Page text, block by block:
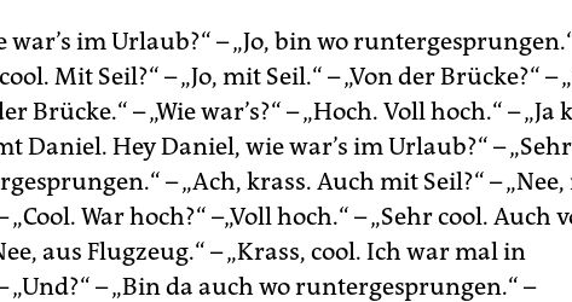
war’s im Urlaub?“ – „Jo, bin wo
Mit Seil?“ – „Jo, mit Seil.“ – „Von der Brücke?“ –
Brücke.“ – „Wie war’s?“ – „Hoch. Voll hoch.“ – „Ja
Daniel. Hey Daniel, wie war’s im Urlaub?“ –
– „Ach, krass. Auch mit Seil?“ –
War hoch?“ –„Voll hoch.“ – „Sehr cool. Auch
aus Flugzeug.“ – „Krass, cool. Ich war mal in
„Und?“ – „Bin da auch wo runtergesprungen.“ –